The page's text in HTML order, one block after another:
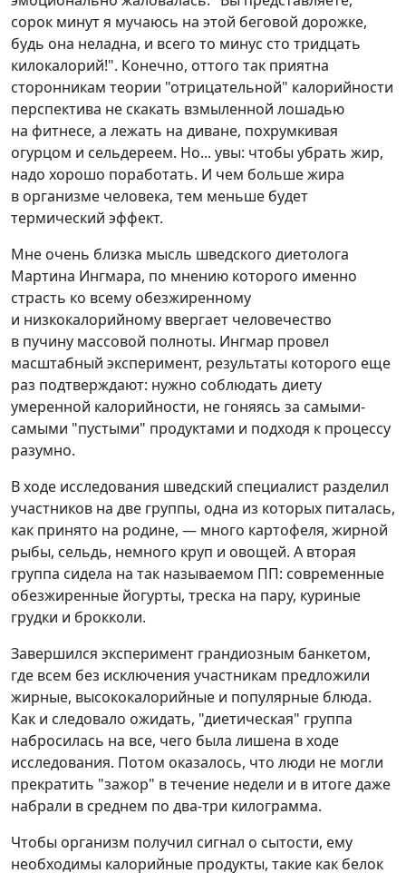
сорок минут я мучаюсь на этой беговой дорожке,
будь она неладна, и всего то минус сто тридцать
килокалорий!". Конечно, оттого так приятна
сторонникам теории "отрицательной" калорийности
перспектива не скакать взмыленной лошадью
на фитнесе, а лежать на диване, похрумкивая
огурцом и сельдереем. Но... увы: чтобы убрать жир,
надо хорошо поработать. И чем больше жира
в организме человека, тем меньше будет
термический эффект.
Мне очень близка мысль шведского диетолога
Мартина Ингмара, по мнению которого именно
страсть ко всему обезжиренному
и низкокалорийному ввергает человечество
в пучину массовой полноты. Ингмар провел
масштабный эксперимент, результаты которого еще
раз подтверждают: нужно соблюдать диету
умеренной калорийности, не гоняясь за самыми-
самыми "пустыми" продуктами и подходя к процессу
разумно.
В ходе исследования шведский специалист разделил
участников на две группы, одна из которых питалась,
как принято на родине, — много картофеля, жирной
рыбы, сельдь, немного круп и овощей. А вторая
группа сидела на так называемом ПП: современные
обезжиренные йогурты, треска на пару, куриные
грудки и брокколи.
Завершился эксперимент грандиозным банкетом,
где всем без исключения участникам предложили
жирные, высококалорийные и популярные блюда.
Как и следовало ожидать, "диетическая" группа
набросилась на все, чего была лишена в ходе
исследования. Потом оказалось, что люди не могли
прекратить "зажор" в течение недели и в итоге даже
набрали в среднем по два-три килограмма.
Чтобы организм получил сигнал о сытости, ему
необходимы калорийные продукты, такие как белок